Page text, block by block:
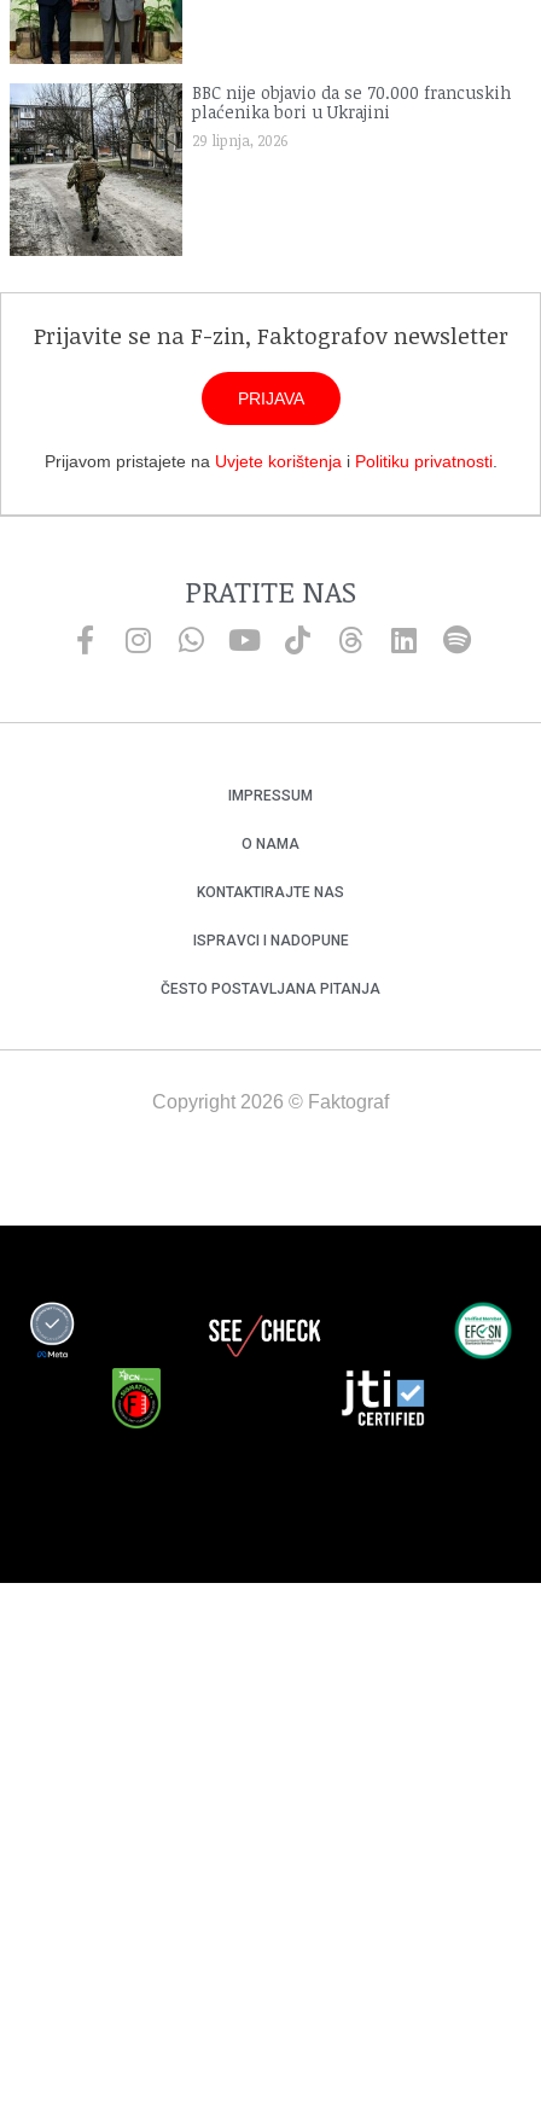
BBC nije objavio da se 70.000 francuskih
plaćenika bori u Ukrajini
29 lipnja, 2026
Prijavite se na F-zin, Faktografov newsletter
PRIJAVA
Prijavom pristajete na Uvjete korištenja i Politiku privatnosti.
PRATITE NAS
IMPRESSUM
O NAMA
KONTAKTIRAJTE NAS
ISPRAVCI I NADOPUNE
ČESTO POSTAVLJANA PITANJA
Copyright 2026 © Faktograf